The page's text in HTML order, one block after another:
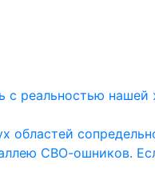
с реальностью нашей
областей
СВО-ошников.